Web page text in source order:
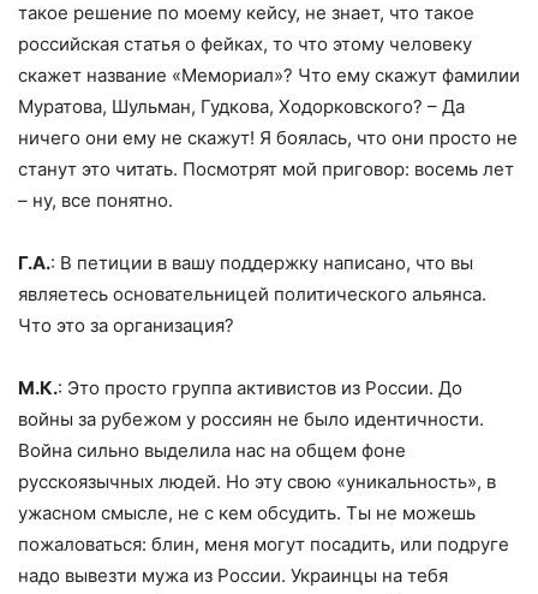
такое решение по моему кейсу, не знает, что такое
российская статья о фейках, то что этому человеку
скажет название «Мемориал»? Что ему скажут фамилии
Муратова, Шульман, Гудкова, Ходорковского? – Да
ничего они ему не скажут! Я боялась, что они просто не
станут это читать. Посмотрят мой приговор: восемь лет
– ну, все понятно.
Г.А.: В петиции в вашу поддержку написано, что вы
являетесь основательницей политического альянса.
Что это за организация?
М.К.: Это просто группа активистов из России. До
войны за рубежом у россиян не было идентичности.
Война сильно выделила нас на общем фоне
русскоязычных людей. Но эту свою «уникальность», в
ужасном смысле, не с кем обсудить. Ты не можешь
пожаловаться: блин, меня могут посадить, или подруге
надо вывезти мужа из России. Украинцы на тебя